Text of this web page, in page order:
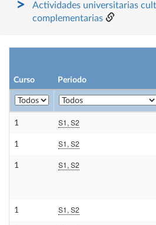
Actividades universitarias
complementarias
Curso Periodo
1 S1, S2
1 S1, S2
1 S1, S2
1 S1, S2